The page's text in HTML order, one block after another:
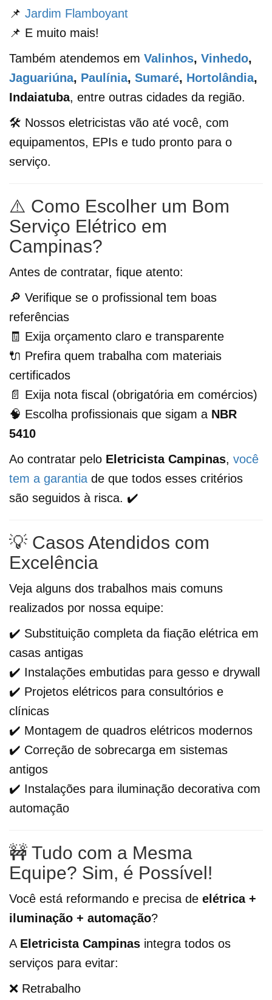
📌 Jardim Flamboyant
📌 E muito mais!
Também atendemos em Valinhos, Vinhedo,
Jaguariúna, Paulínia, Sumaré, Hortolândia,
Indaiatuba, entre outras cidades da região.
🛠️ Nossos eletricistas vão até você, com
equipamentos, EPIs e tudo pronto para o
serviço.
⚠️ Como Escolher um Bom
Serviço Elétrico em
Campinas?
Antes de contratar, fique atento:
🔎 Verifique se o profissional tem boas
referências
🧾 Exija orçamento claro e transparente
🔌 Prefira quem trabalha com materiais
certificados
📄 Exija nota fiscal (obrigatória em comércios)
🧠 Escolha profissionais que sigam a NBR
5410
Ao contratar pelo Eletricista Campinas, você
tem a garantia de que todos esses critérios
são seguidos à risca. ✔️
💡 Casos Atendidos com
Excelência
Veja alguns dos trabalhos mais comuns
realizados por nossa equipe:
✔️ Substituição completa da fiação elétrica em
casas antigas
✔️ Instalações embutidas para gesso e drywall
✔️ Projetos elétricos para consultórios e
clínicas
✔️ Montagem de quadros elétricos modernos
✔️ Correção de sobrecarga em sistemas
antigos
✔️ Instalações para iluminação decorativa com
automação
🚧 Tudo com a Mesma
Equipe? Sim, é Possível!
Você está reformando e precisa de elétrica +
iluminação + automação?
A Eletricista Campinas integra todos os
serviços para evitar:
❌ Retrabalho